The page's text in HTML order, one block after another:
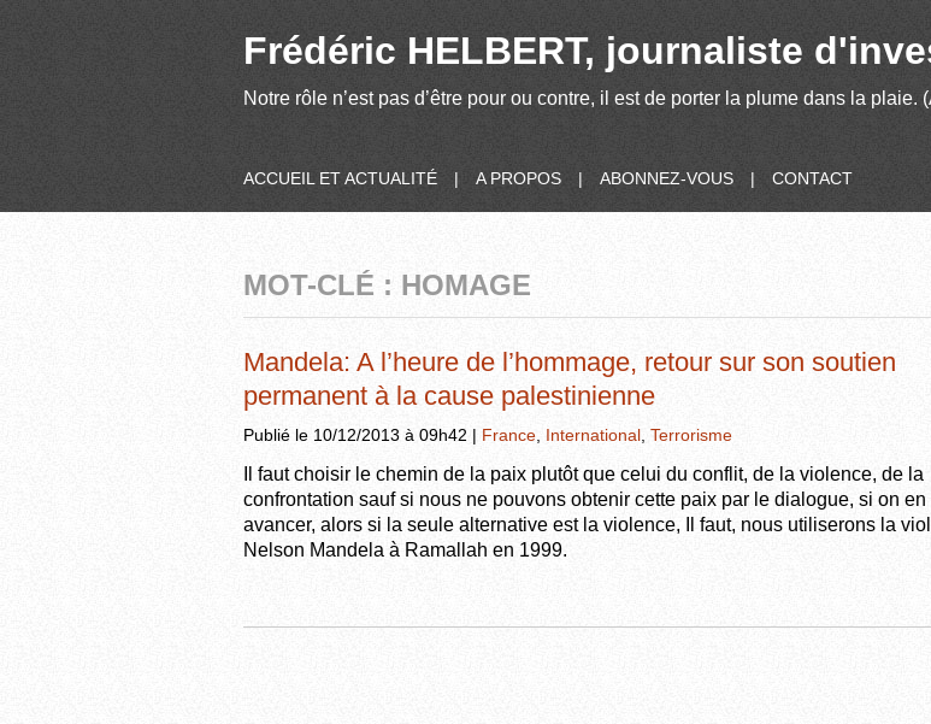
Frédéric HELBERT, journaliste
Notre rôle n’est pas d’être pour ou contre, il est de porter la plume dans la plaie.
ACCUEIL ET ACTUALITÉ | A PROPOS | ABONNEZ-VOUS | CONTACT
MOT-CLÉ : HOMAGE
Mandela: A l’heure de l’hommage, retour sur son soutien
permanent à la cause palestinienne
Publié le 10/12/2013 à 09h42 | France International Terrorisme
Il faut choisir le chemin de la paix plutôt que celui du conflit, de la violence, de la
confrontation sauf si nous ne pouvons obtenir cette paix par le dialogue, si on en
avancer, alors si la seule alternative est la violence, Il faut, nous utiliserons la
Nelson Mandela à Ramallah en 1999.